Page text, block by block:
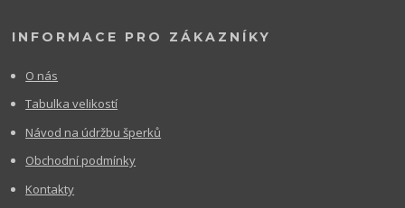
INFORMACE PRO ZÁKAZNÍKY
O nás
Tabulka velikostí
Návod na údržbu šperků
Obchodní podmínky
Kontakty